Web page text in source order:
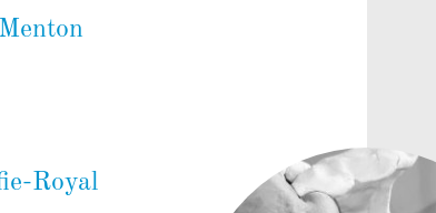
Royal